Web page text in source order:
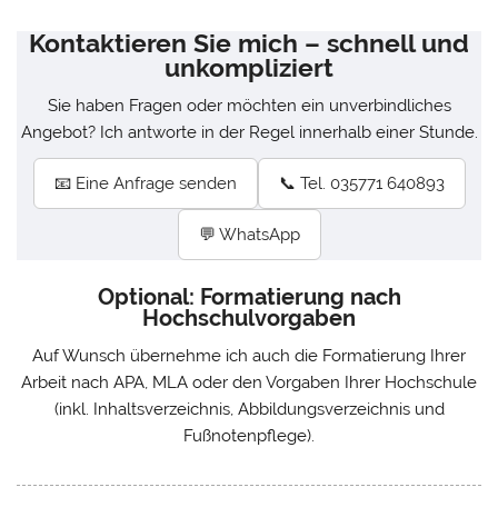
Kontaktieren Sie mich – schnell und
unkompliziert
Sie haben Fragen oder möchten ein unverbindliches
Angebot? Ich antworte in der Regel innerhalb einer Stunde.
📧 Eine Anfrage senden 📞 Tel. 035771 640893
💬 WhatsApp
Optional: Formatierung nach
Hochschulvorgaben
Auf Wunsch übernehme ich auch die Formatierung Ihrer
Arbeit nach APA, MLA oder den Vorgaben Ihrer Hochschule
(inkl. Inhaltsverzeichnis, Abbildungsverzeichnis und
Fußnotenpflege).